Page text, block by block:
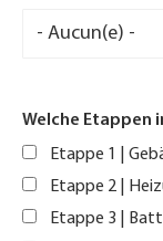
Welche Etappen
Etappe 1 |
Etappe 2 |
Etappe 3 |